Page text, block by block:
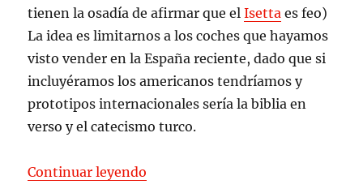
tienen la osadía de afirmar que elIsetta es feo)
La idea es limitarnos a los coches que hayamos
visto vender en la España reciente, dado que si
incluyéramos los americanos tendríamos y
prototipos internacionales sería la biblia en
verso y el catecismo turco.
Continuar leyendo